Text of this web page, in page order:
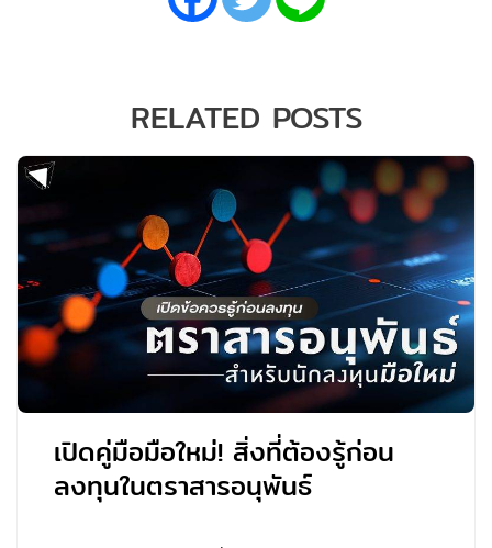
RELATED POSTS
เปิดคู่มือมือใหม่! สิ่งที่ต้องรู้ก่อน
ลงทุนในตราสารอนุพันธ์